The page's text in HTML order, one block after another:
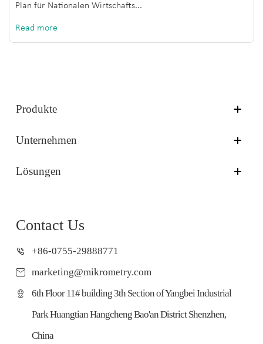
Plan für Nationalen Wirtschafts...
Read more
Produkte
Unternehmen
Lösungen
Contact Us
+86-0755-29888771
marketing@mikrometry.com
6th Floor 11# building 3th Section of Yangbei Industrial
Park Huangtian Hangcheng Bao'an District Shenzhen,
China